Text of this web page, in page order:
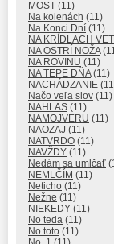
MOST (11)
Na kolenách (11)
Na Konci Dní (11)
NA KRÍDLACH
NA OSTRÍ NOŽA
NA ROVINU (11)
NA TEPE DŇA(11)
NACHÁDZANIE
Načo veľa slov (11)
NAHLAS (11)
NAMOJVERU (11)
NAOZAJ (11)
NATVRDO (11)
NAVŽDY (11)
Nedám sa umlčať
NEMLČÍM (11)
Neticho (11)
Nežne (11)
NIEKEDY (11)
No teda (11)
No toto (11)